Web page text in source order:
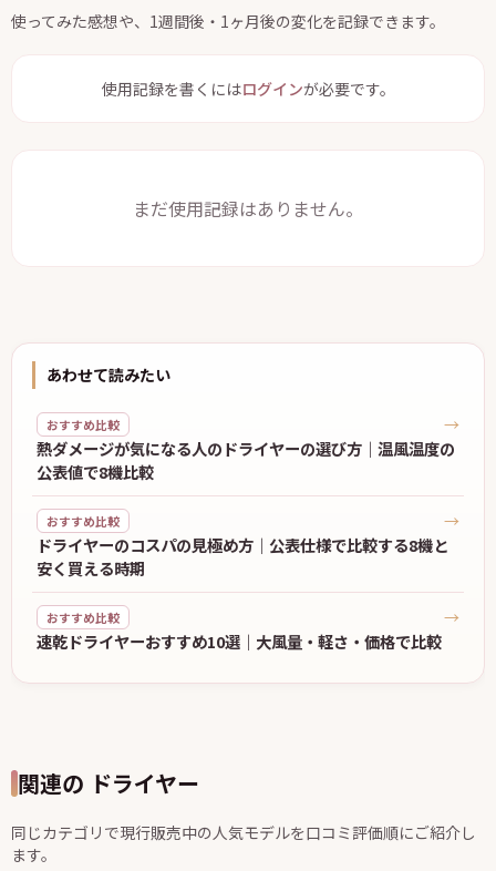
使ってみた感想や、1週間後・1ヶ月後の変化を記録できます。
使用記録を書くにはログイン が必要です。
まだ使用記録はありません。
あわせて読みたい
おすすめ比較
熱ダメージが気になる人のドライヤーの選び方｜温風温度の
公表値で8機比較
→
おすすめ比較
ドライヤーのコスパの見極め方｜公表仕様で比較する8機と
安く買える時期
→
おすすめ比較
速乾ドライヤーおすすめ10選｜大風量・軽さ・価格で比較
→
関連の ドライヤー
同じカテゴリで現行販売中の人気モデルを口コミ評価順にご紹介し
ます。